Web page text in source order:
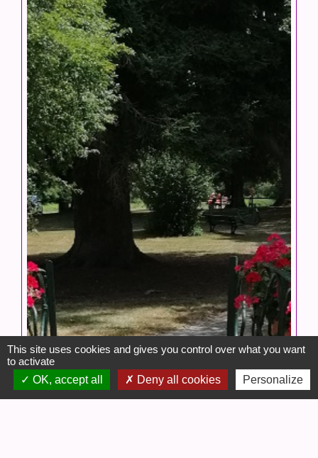
This site uses cookies and gives you control over what you want
to activate
OK, accept all
Deny all cookies Personalize